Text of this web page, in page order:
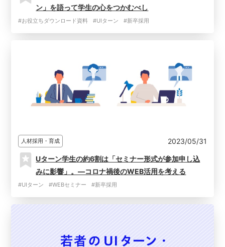
ン」を語って学生の心をつかむべし
#お役立ちダウンロード資料 #UIターン #新卒採用
人材採用・育成 2023/05/31
Uターン学生の約6割は「セミナー形式が参加申し込
みに影響」。―コロナ禍後のWEB活用を考える
#UIターン #WEBセミナー #新卒採用